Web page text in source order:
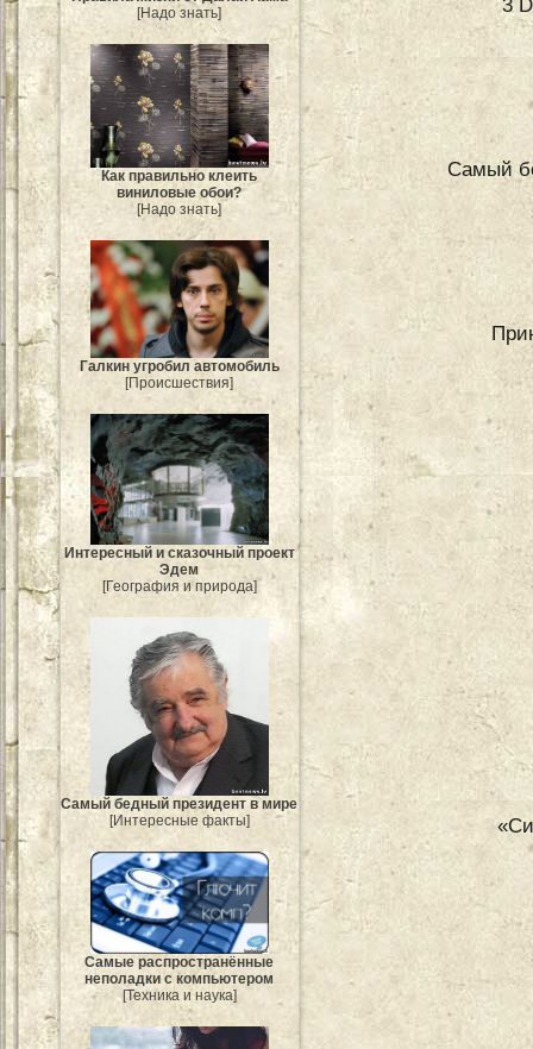
[Надо знать]
Как правильно клеить
виниловые обои?
[Надо знать]
Галкин угробил автомобиль
[Происшествия]
Интересный и сказочный проект
Эдем
[География и природа]
Самый бедный президент в мире
[Интересные факты]
Самые распространённые
неполадки с компьютером
[Техника и наука]
3
Самый